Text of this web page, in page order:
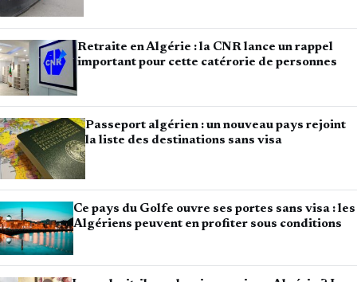
Retraite en Algérie : la CNR lance un rappel
important pour cette catérorie de personnes
Passeport algérien : un nouveau pays rejoint
la liste des destinations sans visa
Ce pays du Golfe ouvre ses portes sans visa : les
Algériens peuvent en profiter sous conditions